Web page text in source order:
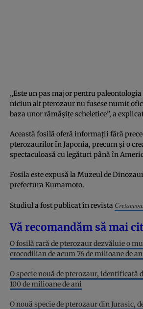
„Este un pas major pentru paleontologia
niciun alt pterozaur nu fusese numit
baza unor rămășițe scheletice”, a
Această fosilă oferă informații fără
pterozaurilor în Japonia, precum și o
spectaculoasă cu legături până în
Fosila este expusă la Muzeul de
prefectura Kumamoto.
Studiul a fost publicat în revista
Vă recomandăm să mai
O fosilă rară de pterozaur dezvăluie o
crocodilian de acum 76 de milioane de
O specie nouă de pterozaur, identificată
100 de milioane de ani
O nouă specie de pterozaur din Jurasic,